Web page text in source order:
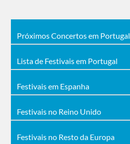
Próximos Concertos em Portugal
Lista de Festivais em Portugal
Festivais em Espanha
Festivais no Reino Unido
Festivais no Resto da Europa